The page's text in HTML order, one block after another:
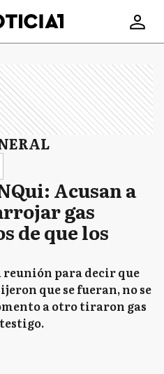
Acusan a
gas
de que los
reunión para decir que
que se fueran, no se
a otro tiraron gas